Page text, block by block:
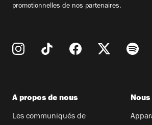
promotionnelles de nos partenaires.
A propos de nous
Les communiqués de